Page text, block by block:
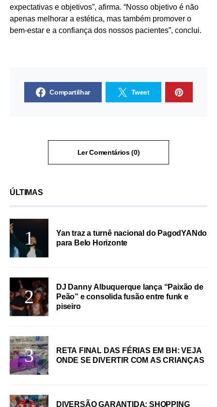
expectativas e objetivos”, afirma. “Nosso objetivo é não
apenas melhorar a estética, mas também promover o
bem-estar e a confiança dos nossos pacientes”, conclui.
Compartilhar Tweet
Ler Comentários (0)
ÚLTIMAS
Yan traz a turnê nacional do PagodYANdo
para Belo Horizonte
DJ Danny Albuquerque lança “Paixão de
Peão” e consolida fusão entre funk e
piseiro
RETA FINAL DAS FÉRIAS EM BH: VEJA
ONDE SE DIVERTIR COM AS CRIANÇAS
DIVERSÃO GARANTIDA: SHOPPING